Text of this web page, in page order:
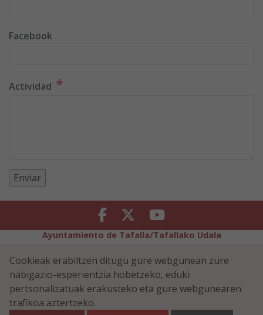
Facebook
Actividad *
Facebook Twitter Youtube
Ayuntamiento de Tafalla/Tafallako Udala
Erabilerreztasuna
Cookiei buruzko politika
Informazioaren Segurtasun-Politika
Plaza Navarra 5 - 31300 Tafalla (NAVARRA)
948 70 18 11
ayuntamiento@tafalla.es
Cookieak erabiltzen ditugu gure webgunean zure
nabigazio-esperientzia hobetzeko, eduki
pertsonalizatuak erakusteko eta gure webgunearen
trafikoa aztertzeko.